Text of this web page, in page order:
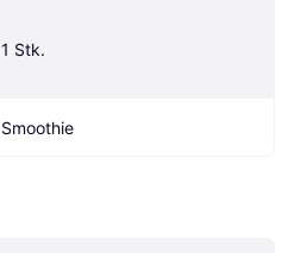
1 Stk.
Smoothie